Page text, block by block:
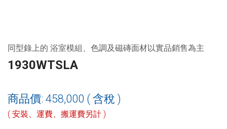
同型錄上的 浴室模組、色調及磁磚面材以實品銷售為主
1930WTSLA
商品價: 458,000 ( 含稅 )
( 安裝、運費、搬運費另計 )